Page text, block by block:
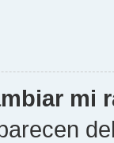
mi